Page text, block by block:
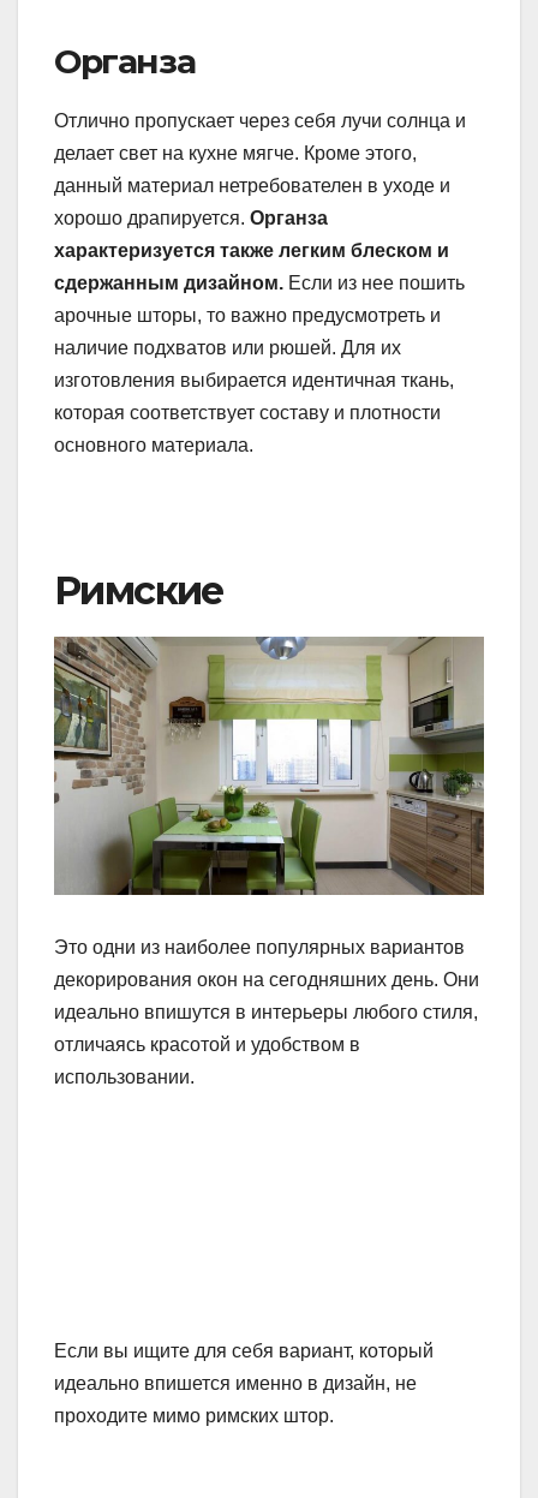
Органза
Отлично пропускает через себя лучи солнца и
делает свет на кухне мягче. Кроме этого,
данный материал нетребователен в уходе и
хорошо драпируется. Органза
характеризуется также легким блеском и
сдержанным дизайном. Если из нее пошить
арочные шторы, то важно предусмотреть и
наличие подхватов или рюшей. Для их
изготовления выбирается идентичная ткань,
которая соответствует составу и плотности
основного материала.
Римские
Это одни из наиболее популярных вариантов
декорирования окон на сегодняшних день. Они
идеально впишутся в интерьеры любого стиля,
отличаясь красотой и удобством в
использовании.
Если вы ищите для себя вариант, который
идеально впишется именно в дизайн, не
проходите мимо римских штор.